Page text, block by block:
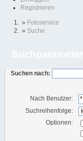
Registrieren
» Fotoservice
» Suche
Suchen nach:
Nach Benutzer:
Suchreihenfolge:
Optionen: